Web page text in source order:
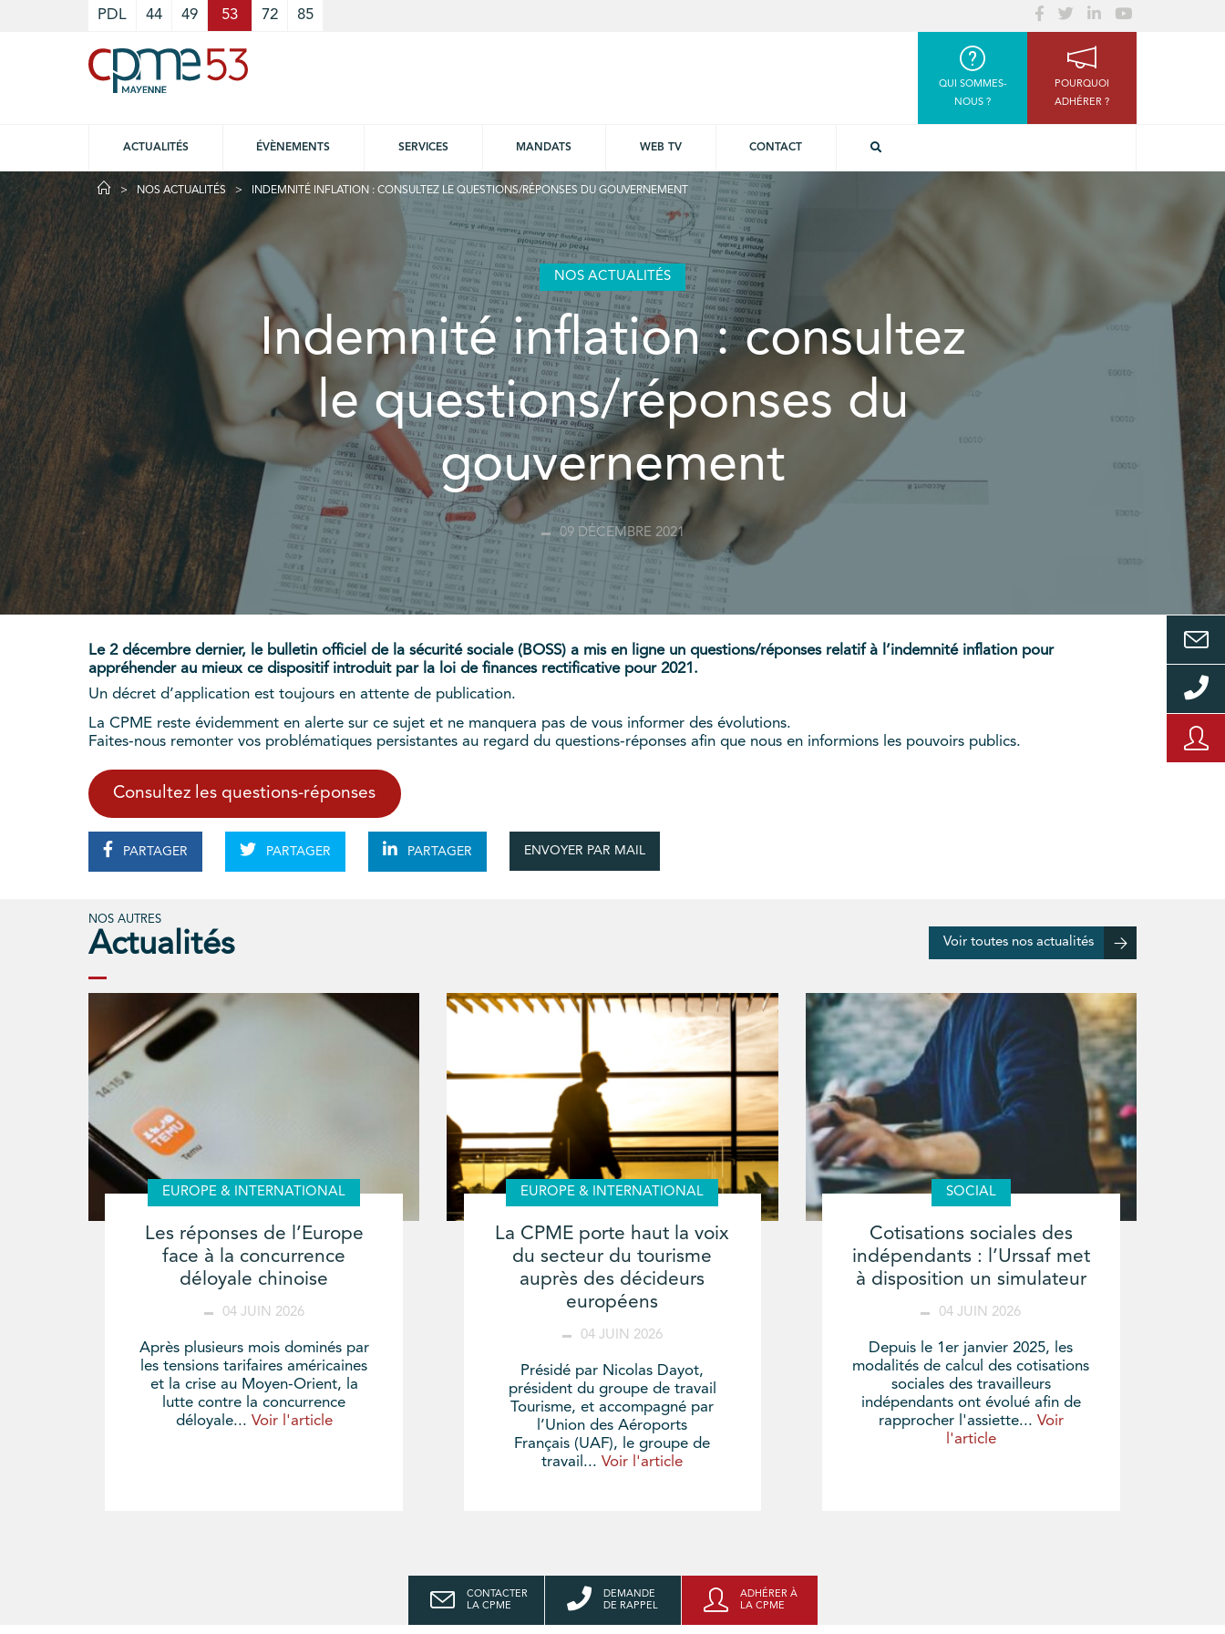
PDL 44 49 53 72 85
QUI SOMMES-
NOUS ?
POURQUOI
ADHÉRER ?
ACTUALITÉS ÉVÈNEMENTS SERVICES MANDATS WEB TV CONTACT
NOS ACTUALITÉS INDEMNITÉ INFLATION : CONSULTEZ LE QUESTIONS/RÉPONSES DU GOUVERNEMENT
NOS ACTUALITÉS
Indemnité inflation : consultez
le questions/réponses du
gouvernement
09 DÉCEMBRE 2021
Le 2 décembre dernier, le bulletin officiel de la sécurité sociale (BOSS) a mis en ligne un questions/réponses relatif à l’indemnité inflation pour
appréhender au mieux ce dispositif introduit par la loi de finances rectificative pour 2021.
Un décret d’application est toujours en attente de publication.
La CPME reste évidemment en alerte sur ce sujet et ne manquera pas de vous informer des évolutions.
Faites-nous remonter vos problématiques persistantes au regard du questions-réponses afin que nous en informions les pouvoirs publics.
Consultez les questions-réponses
PARTAGER PARTAGER PARTAGER ENVOYER PAR MAIL
NOS AUTRES
Actualités Voir toutes nos actualités
EUROPE & INTERNATIONAL
Les réponses de l’Europe
face à la concurrence
déloyale chinoise
04 JUIN 2026
Après plusieurs mois dominés par
les tensions tarifaires américaines
et la crise au Moyen-Orient, la
lutte contre la concurrence
déloyale... Voir l'article
EUROPE & INTERNATIONAL
La CPME porte haut la voix
du secteur du tourisme
auprès des décideurs
européens
04 JUIN 2026
Présidé par Nicolas Dayot,
président du groupe de travail
Tourisme, et accompagné par
l’Union des Aéroports
Français (UAF), le groupe de
travail...Voir l'article
SOCIAL
Cotisations sociales des
indépendants : l’Urssaf met
à disposition un simulateur
04 JUIN 2026
Depuis le 1er janvier 2025, les
modalités de calcul des cotisations
sociales des travailleurs
indépendants ont évolué afin de
rapprocher l'assiette... Voir
l'article
CONTACTER
LA CPME
DEMANDE
DE RAPPEL
ADHÉRER À
LA CPME
Cookies management panel